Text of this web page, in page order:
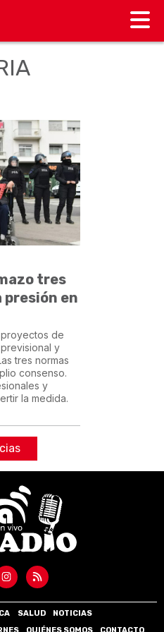
tres
presión en
proyectos de
y
tres normas
consenso.
y
la medida.
SALUD
NOTICIAS